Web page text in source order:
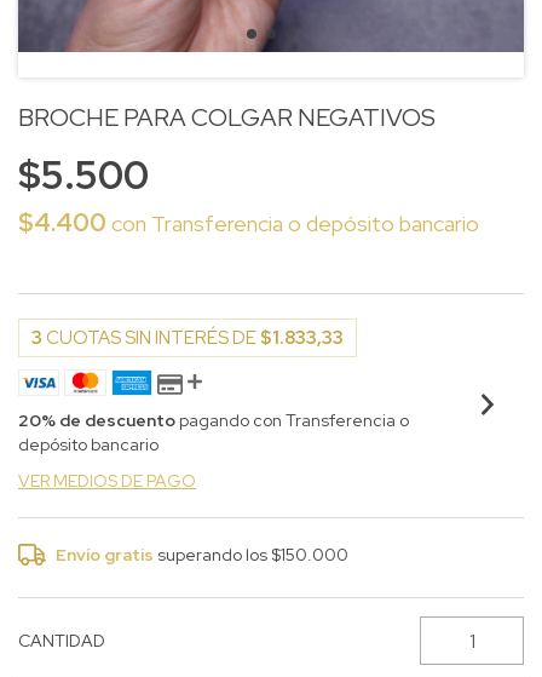
BROCHE PARA COLGAR NEGATIVOS
$5.500
$4.400 con Transferencia o depósito bancario
3 CUOTAS SIN INTERÉS DE $1.833,33
20% de descuento pagando con Transferencia o
depósito bancario
VER MEDIOS DE PAGO
Envío gratis superando los $150.000
CANTIDAD